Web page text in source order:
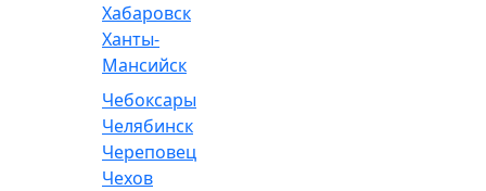
Хабаровск
Ханты-
Мансийск
Чебоксары
Челябинск
Череповец
Чехов